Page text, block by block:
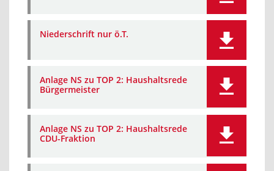
Niederschrift nur ö.T.
Anlage NS zu TOP 2: Haushaltsrede
Bürgermeister
Anlage NS zu TOP 2: Haushaltsrede
CDU-Fraktion